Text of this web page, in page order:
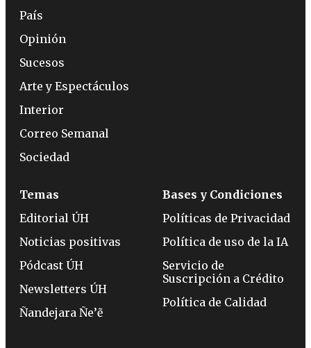
País
Opinión
Sucesos
Arte y Espectáculos
Interior
Correo Semanal
Sociedad
Temas
Editorial ÚH
Noticias positivas
Pódcast ÚH
Newsletters ÚH
Ñandejara Ñe’ẽ
Bases y Condiciones
Políticas de Privacidad
Política de uso de la IA
Servicio de
Suscripción a Crédito
Política de Calidad